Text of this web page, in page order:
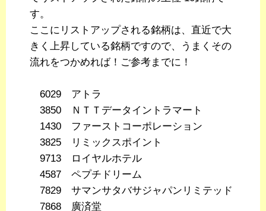
す。
ここにリストアップされる銘柄は、直近で大
きく上昇している銘柄ですので、うまくその
流れをつかめれば！ご参考までに！
6029 アトラ
3850 ＮＴＴデータイントラマート
1430 ファーストコーポレーション
3825 リミックスポイント
9713 ロイヤルホテル
4587 ペプチドリーム
7829 サマンサタバサジャパンリミテッド
7868 廣済堂